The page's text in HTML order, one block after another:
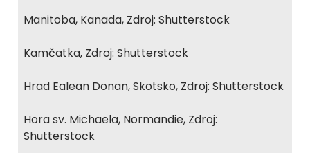
Manitoba, Kanada, Zdroj: Shutterstock
Kamčatka, Zdroj: Shutterstock
Hrad Ealean Donan, Skotsko, Zdroj: Shutterstock
Hora sv. Michaela, Normandie, Zdroj:
Shutterstock